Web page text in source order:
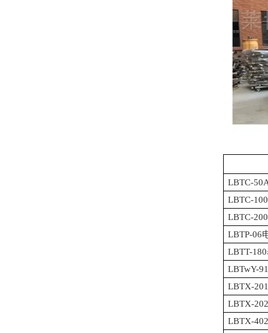
LBTC-
LBTC-
LBTC-
LBTP-06
LBTT-
LBTwY-
LBTX-
LBTX-
LBTX-